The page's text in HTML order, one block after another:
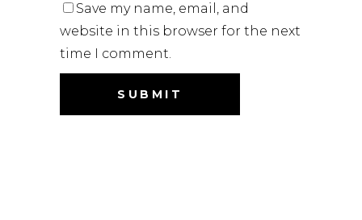
Save my name, email, and
website in this browser for the next
time I comment.